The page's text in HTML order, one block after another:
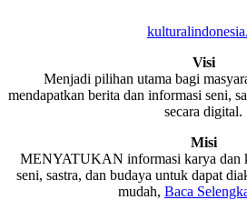
Visi
Menjadi pilihan utama bagi
mendapatkan berita dan informasi seni,
secara digital.
Misi
MENYATUKAN informasi karya dan
seni, sastra, dan budaya untuk dapat
mudah, Baca